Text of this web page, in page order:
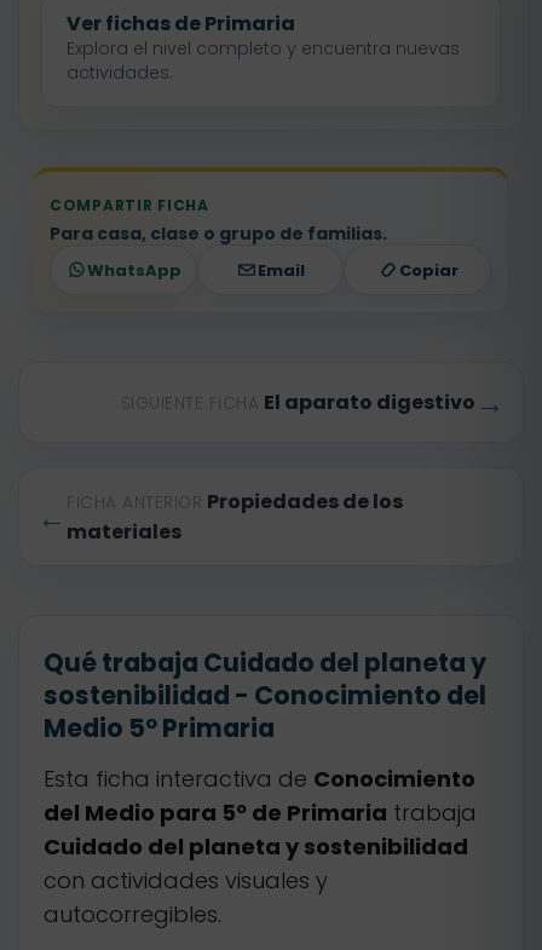
Ver fichas de Primaria
Explora el nivel completo y encuentra nuevas
actividades.
COMPARTIR FICHA
Para casa, clase o grupo de familias.
WhatsApp Email Copiar
← FICHA ANTERIOR Propiedades de los
materiales
SIGUIENTE FICHA El aparato digestivo →
Qué trabaja Cuidado del planeta y
sostenibilidad - Conocimiento del
Medio 5º Primaria
Esta ficha interactiva de Conocimiento
del Medio para 5º de Primaria trabaja
Cuidado del planeta y sostenibilidad
con actividades visuales y
autocorregibles.